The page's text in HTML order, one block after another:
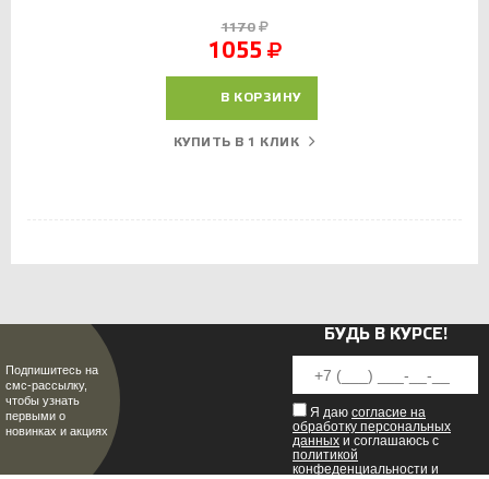
1170
1055
В КОРЗИНУ
КУПИТЬ В 1 КЛИК
Подпишитесь на
смс-рассылку,
чтобы узнать
первыми о
новинках и акциях
БУДЬ В КУРСЕ!
Я даю согласие на
обработку персональных
данных и соглашаюсь с
политикой
конфеденциальности и